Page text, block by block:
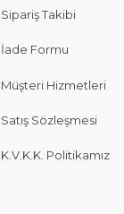
Sipariş Takibi
İade Formu
Müşteri Hizmetleri
Satış Sözleşmesi
K.V.K.K. Politikamız